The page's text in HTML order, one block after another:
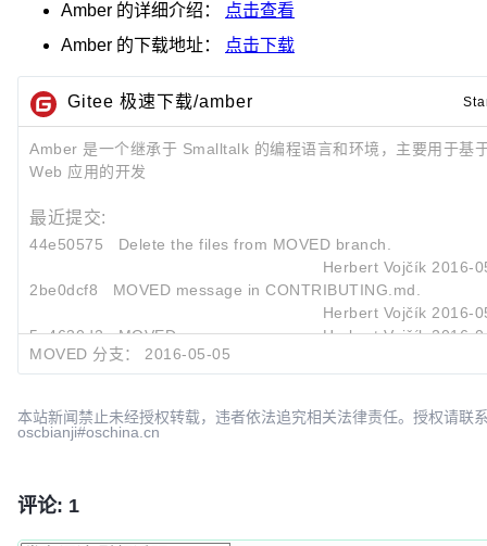
Amber 的详细介绍：
点击查看
Amber 的下载地址： 点击下载
Gitee 极速下载/amber
Amber 是一个继承于 Smalltalk 的编程语言和环境，主要用于基
Web 应用的开发
最近提交:
44e50575
Delete the files from MOVED branch.
Herbert Vojčík 2016-
2be0dcf8
MOVED message in CONTRIBUTING.md.
Herbert Vojčík 2016-
5e4630d2
MOVED message Herbert Vojčík 2016-
MOVED 分支：
2016-05-05
本站新闻禁止未经授权转载，违者依法追究相关法律责任。授权请联
oscbianji#oschina.cn
评论: 1